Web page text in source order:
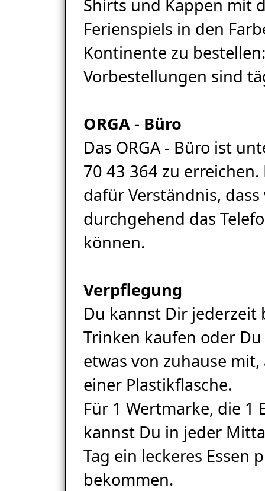
Shirts und Kappen mit
Ferienspiels in den
Kontinente zu bestellen:
Vorbestellungen sind
ORGA - Büro
Das ORGA - Büro ist
70 43 364 zu
dafür Verständnis,
durchgehend das
können.
Verpflegung
Du kannst Dir jederzeit
Trinken kaufen oder
etwas von zuhause
einer Plastikflasche.
Für 1 Wertmarke, die 1
kannst Du in jeder
Tag ein leckeres Essen
bekommen.